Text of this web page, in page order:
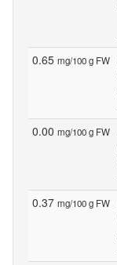
0.65 mg/100 g FW
0.00 mg/100 g FW
0.37 mg/100 g FW